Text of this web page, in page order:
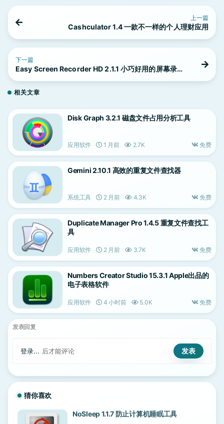
上一篇
Cashculator 1.4 一款不一样的个人理财应用
下一篇
Easy Screen Recorder HD 2.1.1 小巧好用的屏幕录制
相关文章
Disk Graph 3.2.1 磁盘文件占用分析工具
应用软件 1 月前 2.7K 免费
Gemini 2.10.1 高效的重复文件查找器
系统工具 2 月前 4.3K 免费
Duplicate Manager Pro 1.4.5 重复文件查找工
具
应用软件 2 月前 3.7K 免费
Numbers Creator Studio 15.3.1 Apple出品的
电子表格软件
应用软件 4 小时前 5.0K 免费
发表回复
登录... 后才能评论
猜你喜欢
NoSleep 1.1.7 防止计算机睡眠工具